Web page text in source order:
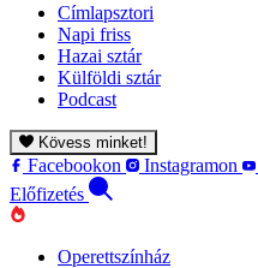
Címlapsztori
Napi friss
Hazai sztár
Külföldi sztár
Podcast
Kövess minket!
Facebookon Instagramon
Előfizetés
Operettszínház